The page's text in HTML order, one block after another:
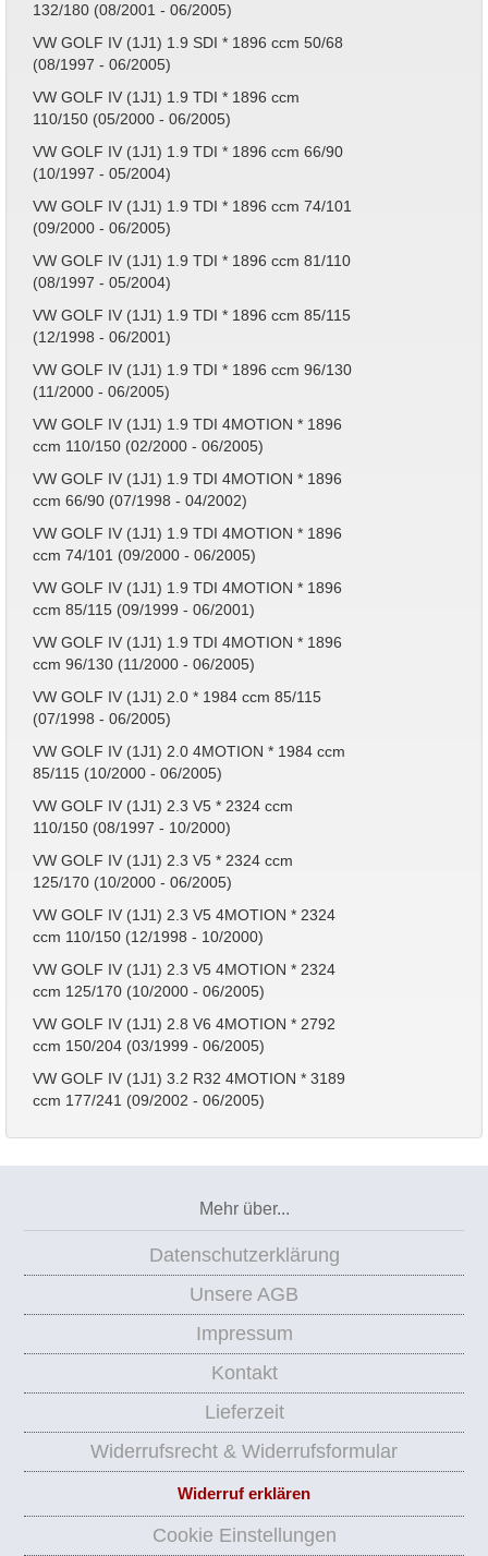
132/180 (08/2001 - 06/2005)
VW GOLF IV (1J1) 1.9 SDI * 1896 ccm 50/68
(08/1997 - 06/2005)
VW GOLF IV (1J1) 1.9 TDI * 1896 ccm
110/150 (05/2000 - 06/2005)
VW GOLF IV (1J1) 1.9 TDI * 1896 ccm 66/90
(10/1997 - 05/2004)
VW GOLF IV (1J1) 1.9 TDI * 1896 ccm 74/101
(09/2000 - 06/2005)
VW GOLF IV (1J1) 1.9 TDI * 1896 ccm 81/110
(08/1997 - 05/2004)
VW GOLF IV (1J1) 1.9 TDI * 1896 ccm 85/115
(12/1998 - 06/2001)
VW GOLF IV (1J1) 1.9 TDI * 1896 ccm 96/130
(11/2000 - 06/2005)
VW GOLF IV (1J1) 1.9 TDI 4MOTION * 1896
ccm 110/150 (02/2000 - 06/2005)
VW GOLF IV (1J1) 1.9 TDI 4MOTION * 1896
ccm 66/90 (07/1998 - 04/2002)
VW GOLF IV (1J1) 1.9 TDI 4MOTION * 1896
ccm 74/101 (09/2000 - 06/2005)
VW GOLF IV (1J1) 1.9 TDI 4MOTION * 1896
ccm 85/115 (09/1999 - 06/2001)
VW GOLF IV (1J1) 1.9 TDI 4MOTION * 1896
ccm 96/130 (11/2000 - 06/2005)
VW GOLF IV (1J1) 2.0 * 1984 ccm 85/115
(07/1998 - 06/2005)
VW GOLF IV (1J1) 2.0 4MOTION * 1984 ccm
85/115 (10/2000 - 06/2005)
VW GOLF IV (1J1) 2.3 V5 * 2324 ccm
110/150 (08/1997 - 10/2000)
VW GOLF IV (1J1) 2.3 V5 * 2324 ccm
125/170 (10/2000 - 06/2005)
VW GOLF IV (1J1) 2.3 V5 4MOTION * 2324
ccm 110/150 (12/1998 - 10/2000)
VW GOLF IV (1J1) 2.3 V5 4MOTION * 2324
ccm 125/170 (10/2000 - 06/2005)
VW GOLF IV (1J1) 2.8 V6 4MOTION * 2792
ccm 150/204 (03/1999 - 06/2005)
VW GOLF IV (1J1) 3.2 R32 4MOTION * 3189
ccm 177/241 (09/2002 - 06/2005)
Mehr über...
Datenschutzerklärung
Unsere AGB
Impressum
Kontakt
Lieferzeit
Widerrufsrecht & Widerrufsformular
Widerruf erklären
Cookie Einstellungen